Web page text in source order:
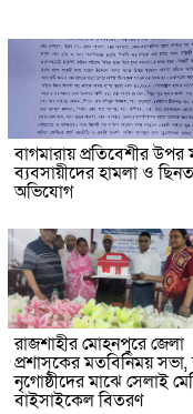
বাগমারায় প্রতিবেশীর উপর
ব্যবসায়ীদের হামলা ও
অভিযোগ
রাজশাহীর মোহনপুরে জেলা
প্রশাসকের মতবিনিময় সভা,
নৃগোষ্ঠীদের মাঝে সেলাই
বাইসাইকেল বিতরণ